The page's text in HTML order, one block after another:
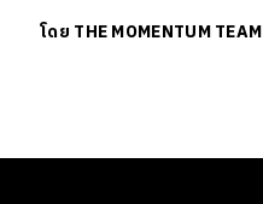
โดย THE MOMENTUM TEAM